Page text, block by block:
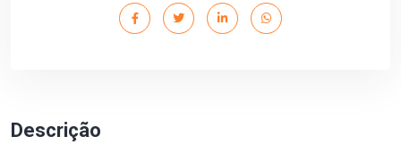
Descrição